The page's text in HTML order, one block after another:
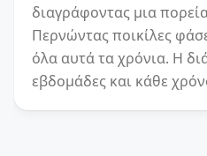
διαγράφοντας μια
Περνώντας ποικίλες
όλα αυτά τα χρόνια. Η
εβδομάδες και κάθε